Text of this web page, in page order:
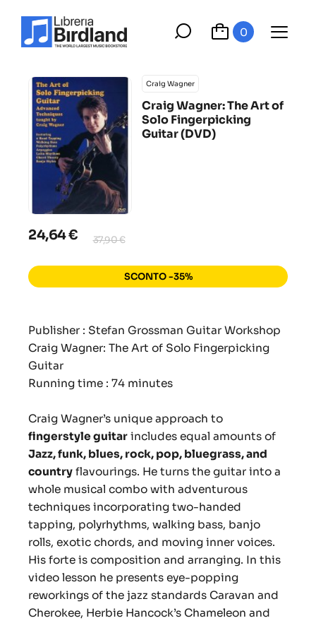
0
Craig Wagner
Craig Wagner: The Art of
Solo Fingerpicking
Guitar (DVD)
24,64 € 37,90 €
SCONTO -35%
Publisher : Stefan Grossman Guitar Workshop
Craig Wagner: The Art of Solo Fingerpicking
Guitar
Running time : 74 minutes
Craig Wagner’s unique approach to
fingerstyle guitar includes equal amounts of
Jazz, funk, blues, rock, pop, bluegrass, and
country flavourings. He turns the guitar into a
whole musical combo with adventurous
techniques incorporating two-handed
tapping, polyrhythms, walking bass, banjo
rolls, exotic chords, and moving inner voices.
His forte is composition and arranging. In this
video lesson he presents eye-popping
reworkings of the jazz standards Caravan and
Cherokee, Herbie Hancock’s Chameleon and